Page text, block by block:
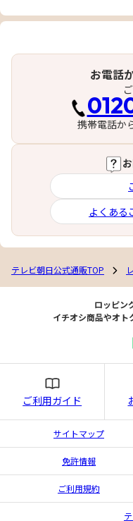
お電話
携帯電話か
よくある
テレビ朝日公式通販TOP
ロッピン
イチオシ商品やオト
ご利用ガイド
サイトマップ
免許情報
ご利用規約